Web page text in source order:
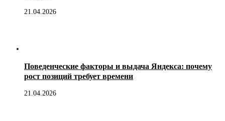
21.04.2026
Поведенческие факторы и выдача Яндекса: почему
рост позиций требует времени
21.04.2026